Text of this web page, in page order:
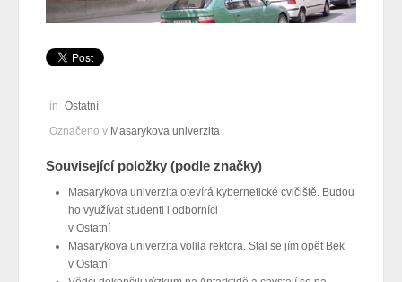
in Ostatní
Označeno v Masarykova univerzita
Související položky (podle značky)
Masarykova univerzita otevírá kybernetické cvičiště. Budou
ho využívat studenti i odborníci
v Ostatní
Masarykova univerzita volila rektora. Stal se jím opět Bek
v Ostatní